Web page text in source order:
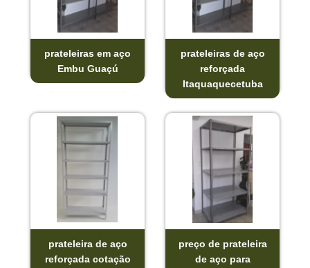
prateleiras em aço
Embu Guaçú
prateleiras de aço
reforçada
Itaquaquecetuba
prateleira de aço
reforçada cotação
preço de prateleira
de aço para